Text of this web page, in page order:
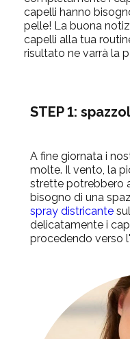
capelli hanno
pelle! La buona
capelli alla tua
risultato ne varrà la
STEP 1:
A fine giornata i
molte. Il vento, la
strette potrebbero
bisogno di una
spray districante
delicatamente i
procedendo verso